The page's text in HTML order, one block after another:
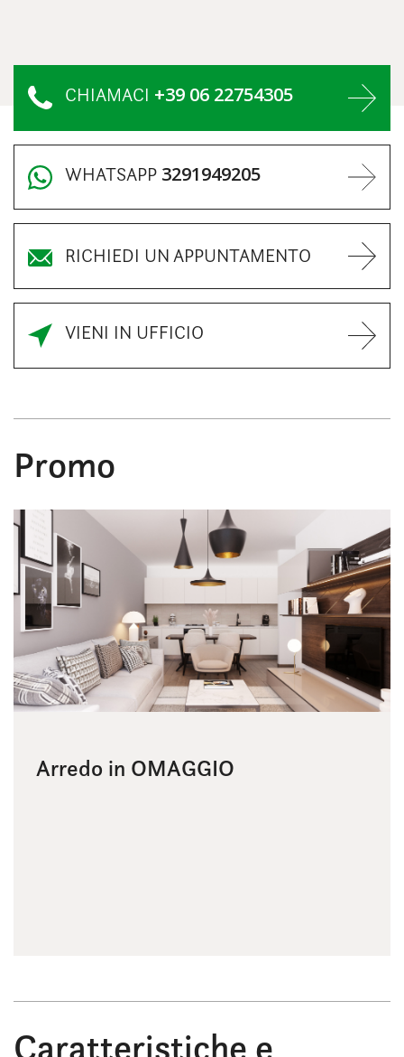
CHIAMACI +39 06 22754305
WHATSAPP 3291949205
RICHIEDI UN APPUNTAMENTO
VIENI IN UFFICIO
Promo
Arredo in OMAGGIO
Caratteristiche e